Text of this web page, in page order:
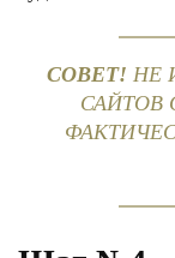
СОВЕТ! НЕ
САЙТОВ